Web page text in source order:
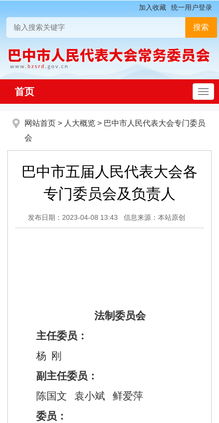
加入收藏 统一用户登录
首页
网站首页 > 人大概览 > 巴中市人民代表大会专门委员
会
巴中市五届人民代表大会各
专门委员会及负责人
发布日期：2023-04-08 13:43 信息来源：本站原创
法制委员会
主任委员：
杨 刚
副主任委员：
陈国文
袁小斌
鲜爱萍
委员：